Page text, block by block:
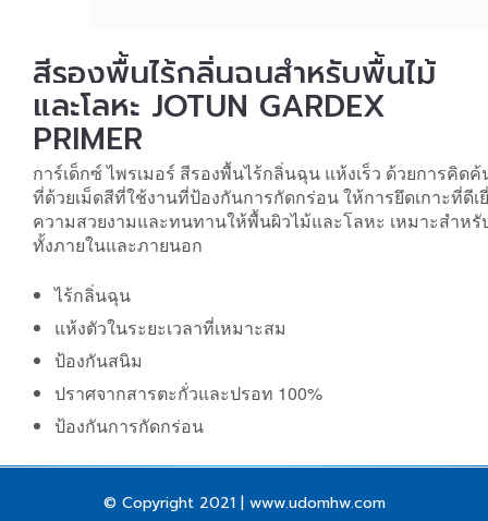
สีรองพื้นไร้กลิ่นฉุนสำหรับพื้นไม้
และโลหะ JOTUN GARDEX
PRIMER
การ์เด็กซ์ ไพรเมอร์ สีรองพื้นไร้กลิ่นฉุน แห้งเร็ว ด้วยการคิด
ที่ด้วยเม็ดสีที่ใช้งานที่ป้องกันการกัดกร่อน ให้การยึดเกาะที่ดีเ
ความสวยงามและทนทานให้พื้นผิวไม้และโลหะ เหมาะสำหรั
ทั้งภายในและภายนอก
ไร้กลิ่นฉุน
แห้งตัวในระยะเวลาที่เหมาะสม
ป้องกันสนิม
ปราศจากสารตะกั่วและปรอท 100%
ป้องกันการกัดกร่อน
© Copyright 2021 | www.udomhw.com